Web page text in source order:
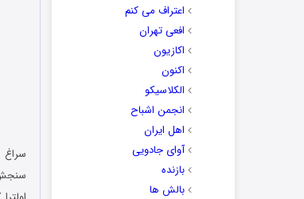
اعتراف می کنم
افعی تهران
اکازیون
اکنون
الکلاسیکو
انجمن اشباح
اهل ایران
آوای جادویی
بازنده
بالش ها
سنجش